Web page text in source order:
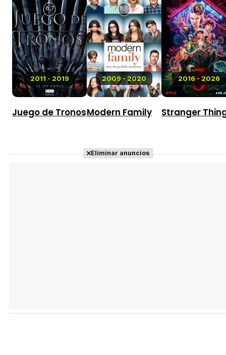
2011 - 2019
8,7
Juego de Tronos
2009 - 2020
8,6
Modern Family
2016 - 2026
8,1
Stranger
Eliminar anuncios